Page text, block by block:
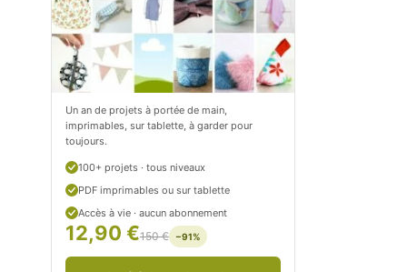
t
i
t
i
t
r
o
e
t
i
c
i
t
r
Un an de projets à portée de main,
imprimables, sur tablette, à garder pour
toujours.
100+ projets · tous niveaux
PDF imprimables ou sur tablette
Accès à vie · aucun abonnement
12,90 €150 € −91%